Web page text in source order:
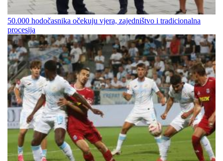
50.000 hodočasnika očekuju vjera, zajedništvo i tradicionalna
procesija